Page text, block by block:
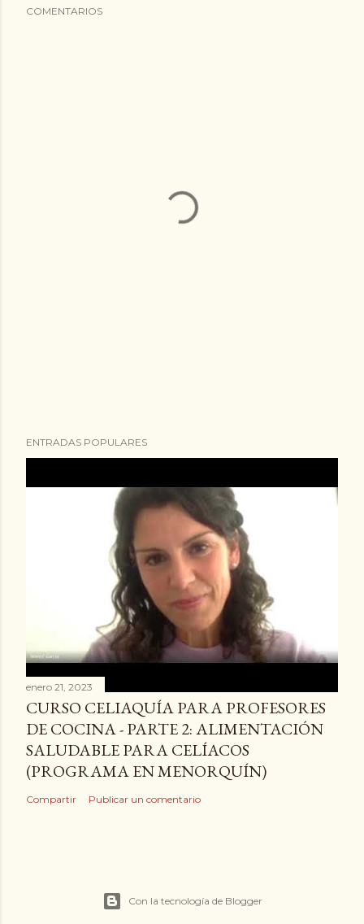
COMENTARIOS
ENTRADAS POPULARES
enero 21, 2023
CURSO CELIAQUÍA PARA PROFESORES
DE COCINA - PARTE 2: ALIMENTACIÓN
SALUDABLE PARA CELÍACOS
(PROGRAMA EN MENORQUÍN)
Compartir Publicar un comentario
Con la tecnología de Blogger